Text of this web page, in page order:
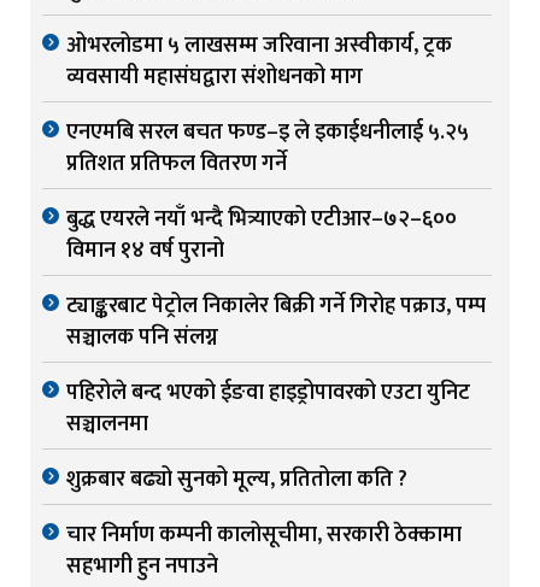
ओभरलोडमा ५ लाखसम्म जरिवाना अस्वीकार्य, ट्रक
व्यवसायी महासंघद्वारा संशोधनको माग
एनएमबि सरल बचत फण्ड–इ ले इकाईधनीलाई ५.२५
प्रतिशत प्रतिफल वितरण गर्ने
बुद्ध एयरले नयाँ भन्दै भित्र्याएको एटीआर–७२–६००
विमान १४ वर्ष पुरानो
ट्याङ्करबाट पेट्रोल निकालेर बिक्री गर्ने गिरोह पक्राउ, पम्प
सञ्चालक पनि संलग्न
पहिरोले बन्द भएको ईङवा हाइड्रोपावरको एउटा युनिट
सञ्चालनमा
शुक्रबार बढ्यो सुनको मूल्य, प्रतितोला कति ?
चार निर्माण कम्पनी कालोसूचीमा, सरकारी ठेक्कामा
सहभागी हुन नपाउने